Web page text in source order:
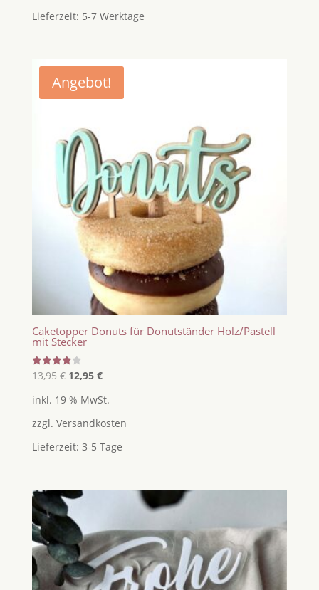
Lieferzeit: 5-7 Werktage
Angebot!
Caketopper Donuts für Donutständer Holz/Pastell
mit Stecker
Bewertet
mit
von 5
13,95€ Ursprünglicher
war:
13,95 €
12,95 €Aktueller
ist:
12,95 €.
inkl. 19 % MwSt.
zzgl. Versandkosten
Lieferzeit: 3-5 Tage